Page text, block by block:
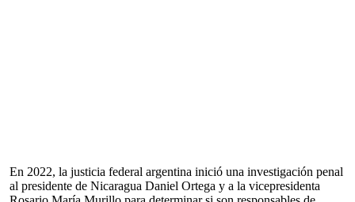
En 2022, la justicia federal argentina inició una investigación penal
al presidente de Nicaragua Daniel Ortega y a la vicepresidenta